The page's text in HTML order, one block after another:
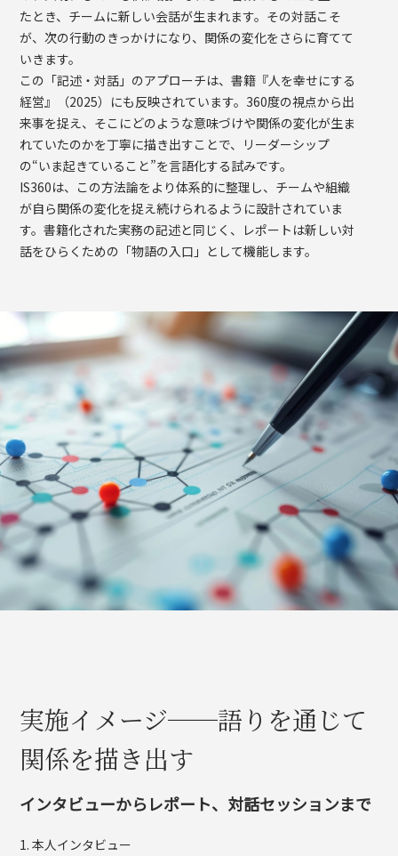
たとき、チームに新しい会話が生まれます。その対話こそ
が、次の行動のきっかけになり、関係の変化をさらに育てて
いきます。
この「記述・対話」のアプローチは、書籍『人を幸せにする
経営』（2025）にも反映されています。360度の視点から出
来事を捉え、そこにどのような意味づけや関係の変化が生ま
れていたのかを丁寧に描き出すことで、リーダーシップ
の“いま起きていること”を言語化する試みです。
IS360は、この方法論をより体系的に整理し、チームや組織
が自ら関係の変化を捉え続けられるように設計されていま
す。書籍化された実務の記述と同じく、レポートは新しい対
話をひらくための「物語の入口」として機能します。
実施イメージ──語りを通じて
関係を描き出す
インタビューからレポート、対話セッションまで
1. 本人インタビュー